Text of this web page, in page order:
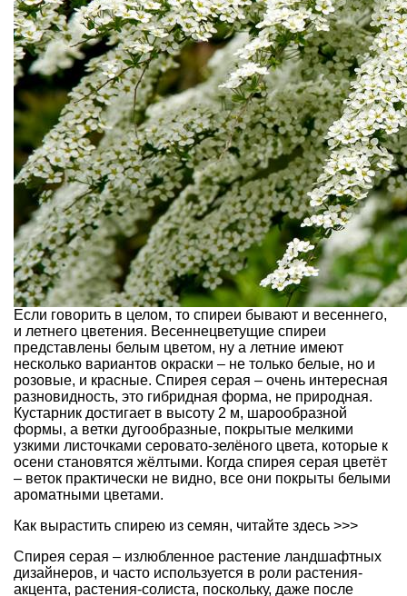
Если говорить в целом, то спиреи бывают и весеннего,
и летнего цветения. Весеннецветущие спиреи
представлены белым цветом, ну а летние имеют
несколько вариантов окраски – не только белые, но и
розовые, и красные. Спирея серая – очень интересная
разновидность, это гибридная форма, не природная.
Кустарник достигает в высоту 2 м, шарообразной
формы, а ветки дугообразные, покрытые мелкими
узкими листочками серовато-зелёного цвета, которые к
осени становятся жёлтыми. Когда спирея серая цветёт
– веток практически не видно, все они покрыты белыми
ароматными цветами.
Как вырастить спирею из семян, читайте здесь >>>
Спирея серая – излюбленное растение ландшафтных
дизайнеров, и часто используется в роли растения-
акцента, растения-солиста, поскольку, даже после